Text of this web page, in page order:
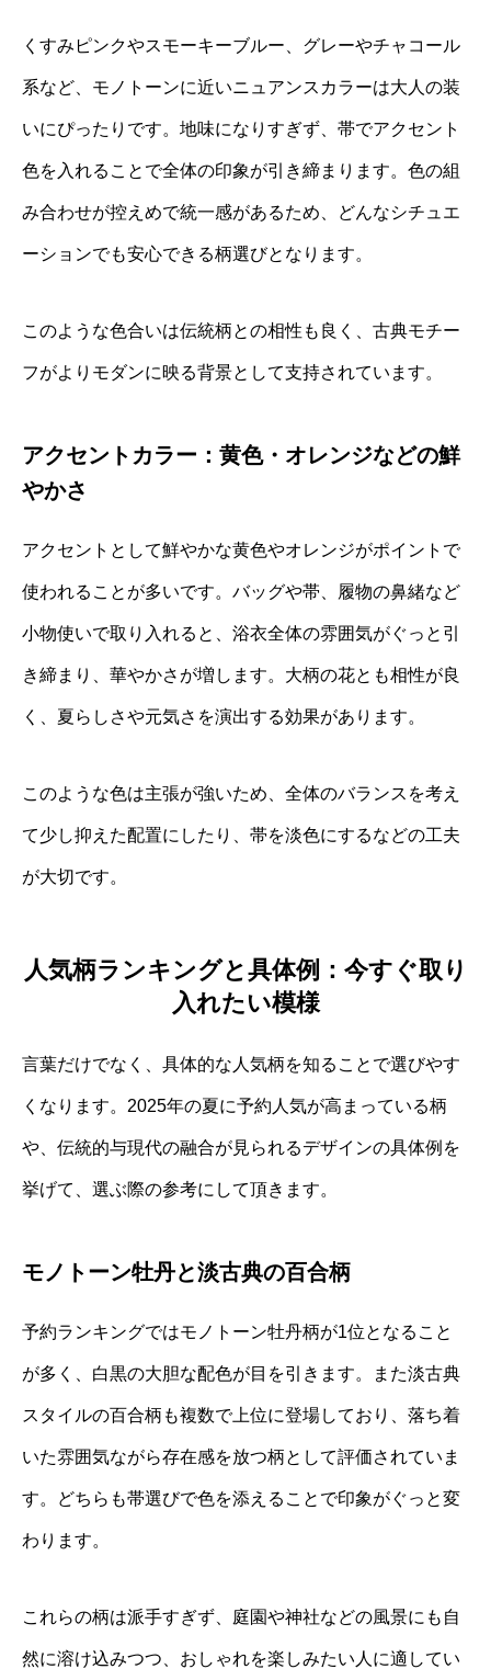
くすみピンクやスモーキーブルー、グレーやチャコール
系など、モノトーンに近いニュアンスカラーは大人の装
いにぴったりです。地味になりすぎず、帯でアクセント
色を入れることで全体の印象が引き締まります。色の組
み合わせが控えめで統一感があるため、どんなシチュエ
ーションでも安心できる柄選びとなります。
このような色合いは伝統柄との相性も良く、古典モチー
フがよりモダンに映る背景として支持されています。
アクセントカラー：黄色・オレンジなどの鮮
やかさ
アクセントとして鮮やかな黄色やオレンジがポイントで
使われることが多いです。バッグや帯、履物の鼻緒など
小物使いで取り入れると、浴衣全体の雰囲気がぐっと引
き締まり、華やかさが増します。大柄の花とも相性が良
く、夏らしさや元気さを演出する効果があります。
このような色は主張が強いため、全体のバランスを考え
て少し抑えた配置にしたり、帯を淡色にするなどの工夫
が大切です。
人気柄ランキングと具体例：今すぐ取り
入れたい模様
言葉だけでなく、具体的な人気柄を知ることで選びやす
くなります。2025年の夏に予約人気が高まっている柄
や、伝統的与現代の融合が見られるデザインの具体例を
挙げて、選ぶ際の参考にして頂きます。
モノトーン牡丹と淡古典の百合柄
予約ランキングではモノトーン牡丹柄が1位となること
が多く、白黒の大胆な配色が目を引きます。また淡古典
スタイルの百合柄も複数で上位に登場しており、落ち着
いた雰囲気ながら存在感を放つ柄として評価されていま
す。どちらも帯選びで色を添えることで印象がぐっと変
わります。
これらの柄は派手すぎず、庭園や神社などの風景にも自
然に溶け込みつつ、おしゃれを楽しみたい人に適してい